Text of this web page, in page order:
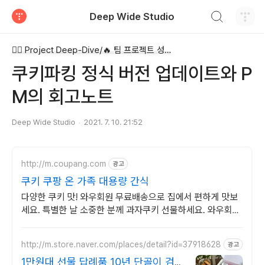
Deep Wide Studio
🤸‍♂️ Project Deep-Dive/🔥 팀 프로젝트 성장일지
쿠키파킹 정식 버전 업데이트와 P
M의 회고노트
Deep Wide Studio 2021. 7. 10. 21:52
http://m.coupang.com 광고
쿠키 쿠팡 온 가족 대용량 간식
다양한 쿠키 맛! 와우회원 무료배송으로 집에서 편하게 맛보
세요. 특별한 날 소중한 분께 과자쿠키 선물하세요. 와우회원
http://m.store.naver.com/places/detail?id=37918628 광고
1만원대 선물 답례품 10년 단골이 검증